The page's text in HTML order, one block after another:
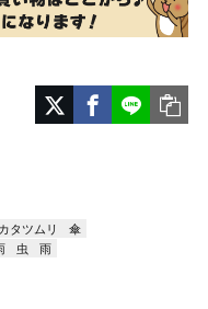
カタツムリ
傘
虫 雨